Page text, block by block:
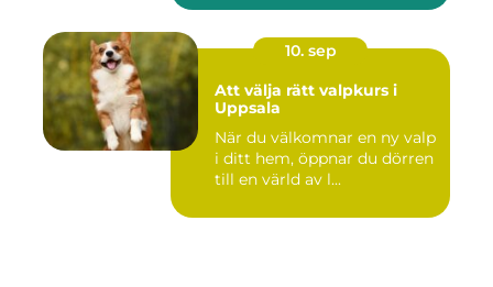
10. sep
Att välja rätt valpkurs i
Uppsala
När du välkomnar en ny valp
i ditt hem, öppnar du dörren
till en värld av l...